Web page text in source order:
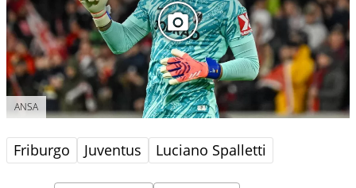
ANSA
Friburgo Juventus Luciano Spalletti